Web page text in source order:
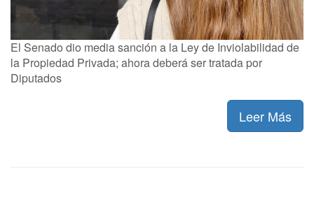
El Senado dio media sanción a la Ley de Inviolabilidad de
la Propiedad Privada; ahora deberá ser tratada por
Diputados
Leer Más